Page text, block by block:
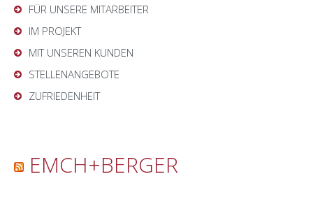
FÜR UNSERE MITARBEITER
IM PROJEKT
MIT UNSEREN KUNDEN
STELLENANGEBOTE
ZUFRIEDENHEIT
EMCH+BERGER